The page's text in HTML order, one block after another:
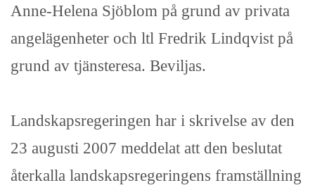
Anne-Helena Sjöblom på grund av privata
angelägenheter och ltl Fredrik Lindqvist på
grund av tjänsteresa. Beviljas.
Landskapsregeringen har i skrivelse av den
23 augusti 2007 meddelat att den beslutat
återkalla landskapsregeringens framställning